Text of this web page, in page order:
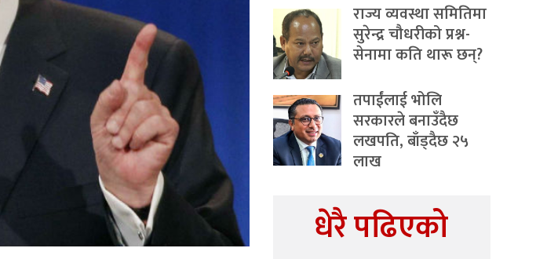
राज्य व्यवस्था समितिमा
सुरेन्द्र चौधरीको प्रश्न-
सेनामा कति थारू छन्?
तपाईंलाई भोलि
सरकारले बनाउँदैछ
लखपति, बाँड्दैछ २५
लाख
धेरै पढिएको